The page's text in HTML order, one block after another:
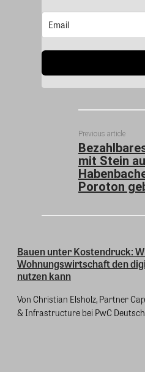
Previous article
mit Stein
Poroton
Bauen unter Kostendruck:
Wohnungswirtschaft den
nutzen kann
Von Christian Elsholz, Partner
& Infrastructure bei PwC